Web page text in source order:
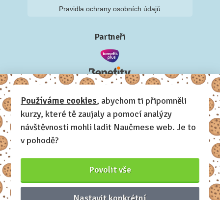
Pravidla ochrany osobních údajů
Partneři
Používáme cookies, abychom ti připomněli
kurzy, které tě zaujaly a pomocí analýzy
návštěvnosti mohli ladit Naučmese web. Je to
v pohodě?
Povolit vše